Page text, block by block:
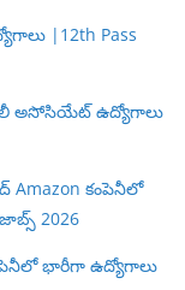
|12th Pass
అసోసియేట్ ఉద్యోగాలు
కంపెనీలో
2026
భారీగా ఉద్యోగాలు